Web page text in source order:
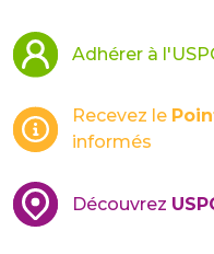
Adhérer à
Recevez le
informés
Découvrez